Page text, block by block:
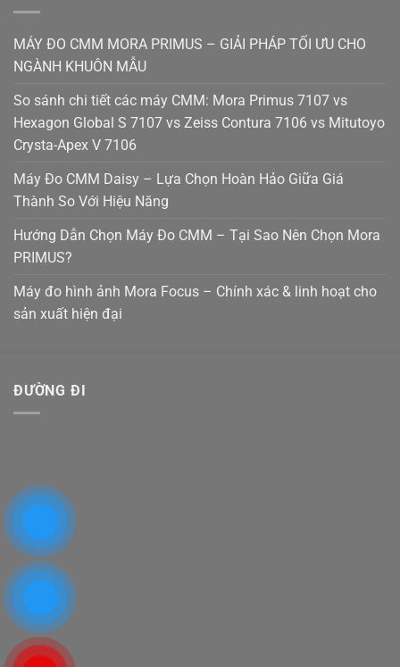
MÁY ĐO CMM MORA PRIMUS – GIẢI PHÁP TỐI ƯU CHO
NGÀNH KHUÔN MẪU
So sánh chi tiết các máy CMM: Mora Primus 7107 vs
Hexagon Global S 7107 vs Zeiss Contura 7106 vs Mitutoyo
Crysta-Apex V 7106
Máy Đo CMM Daisy – Lựa Chọn Hoàn Hảo Giữa Giá
Thành So Với Hiệu Năng
Hướng Dẫn Chọn Máy Đo CMM – Tại Sao Nên Chọn Mora
PRIMUS?
Máy đo hình ảnh Mora Focus – Chính xác & linh hoạt cho
sản xuất hiện đại
ĐƯỜNG ĐI